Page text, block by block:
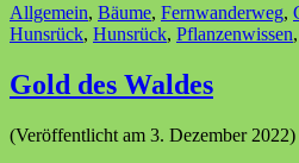
Allgemein, Bäume, Fernwanderweg,
Hunsrück, Hunsrück, Pflanzenwissen,
Gold des Waldes
(Veröffentlicht am 3. Dezember 2022)